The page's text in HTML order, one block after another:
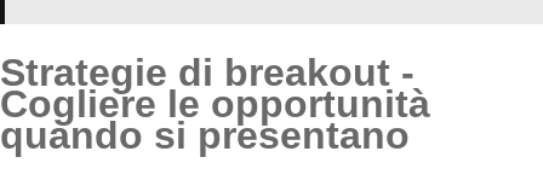
Strategie di breakout -
Cogliere le opportunità
quando si presentano